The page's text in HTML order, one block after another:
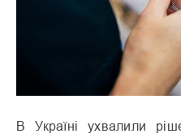
В Україні ухвалили